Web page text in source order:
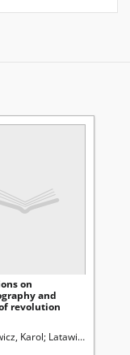
Ulrich, Alina (1931- ).
on
and
revolution
Karol Latawiec,